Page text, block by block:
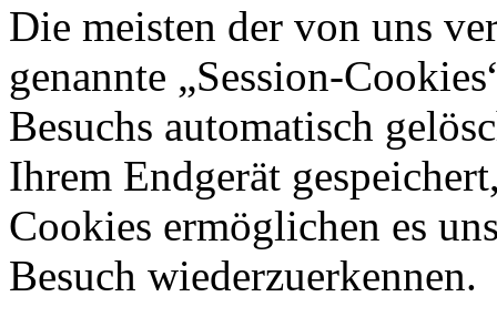
Die meisten der von uns
genannte „Session-
Besuchs automatisch
Ihrem Endgerät
Cookies ermöglichen es
Besuch wiederzuerkennen.